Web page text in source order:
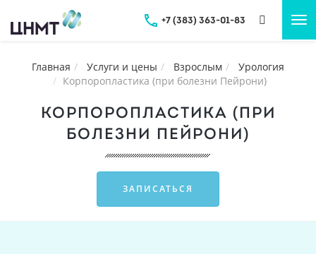
+7 (383) 363-01-83
Главная Услуги и цены Взрослым
Урология
Корпоропластика (при болезни Пейрони)
КОРПОРОПЛАСТИКА (ПРИ
БОЛЕЗНИ ПЕЙРОНИ)
ЗАПИСАТЬСЯ